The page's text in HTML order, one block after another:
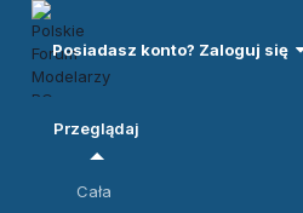
Posiadasz konto? Zaloguj się
Przeglądaj
Cała